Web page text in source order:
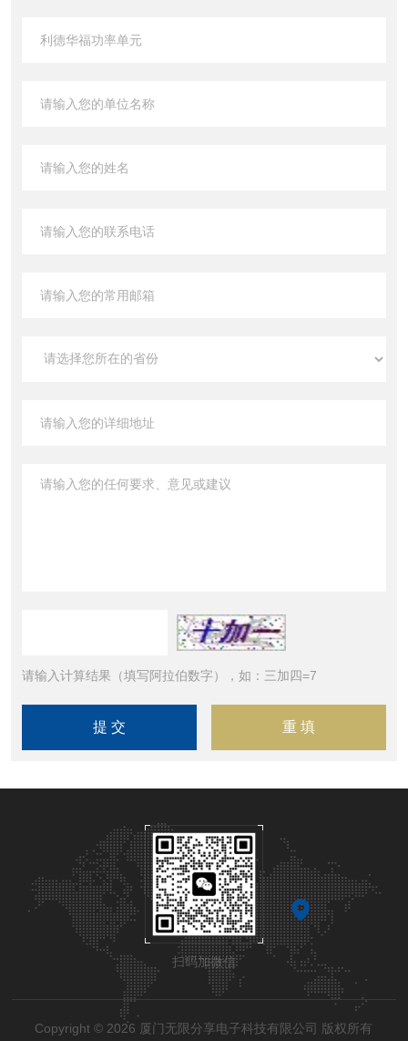
请输入计算结果（填写阿拉伯数字），如：三加四=7
扫码加微信
Copyright © 2026 厦门无限分享电子科技有限公司 版权所有